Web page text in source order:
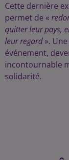
Cette dernière
permet de «
quitter leur pays,
leur regard».
événement,
incontournable
solidarité.